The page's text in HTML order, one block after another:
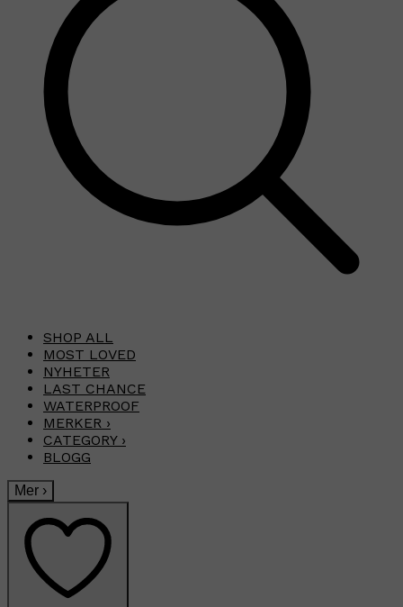
SHOP ALL
MOST LOVED
NYHETER
LAST CHANCE
WATERPROOF
MERKER ›
CATEGORY ›
BLOGG
Mer ›